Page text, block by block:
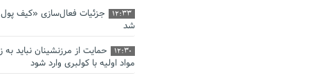
12:33
جزئیات فعال‌سازی «کیف پول
شد
12:30
حمایت از مرزنشینان نباید به
مواد اولیه با کولبری وارد شود